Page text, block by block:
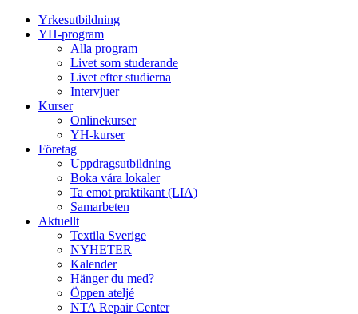
Yrkesutbildning
YH-program
Alla program
Livet som studerande
Livet efter studierna
Intervjuer
Kurser
Onlinekurser
YH-kurser
Företag
Uppdragsutbildning
Boka våra lokaler
Ta emot praktikant (LIA)
Samarbeten
Aktuellt
Textila Sverige
NYHETER
Kalender
Hänger du med?
Öppen ateljé
NTA Repair Center